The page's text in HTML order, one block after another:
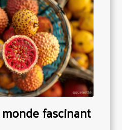
fascinant